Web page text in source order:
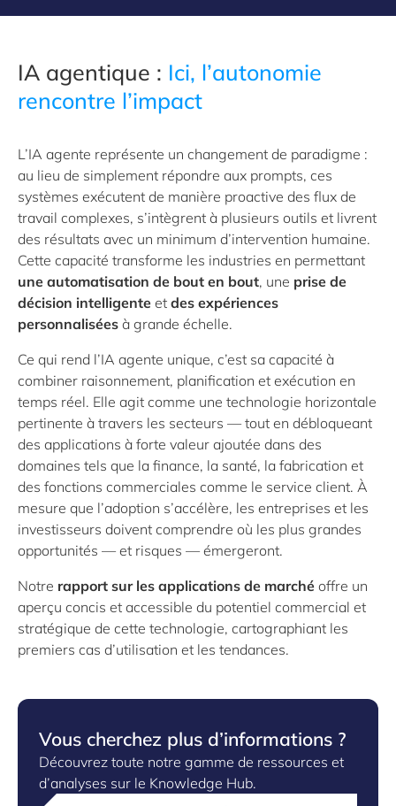
IA agentique : Ici, l’autonomie
rencontre l’impact
L’IA agente représente un changement de paradigme :
au lieu de simplement répondre aux prompts, ces
systèmes exécutent de manière proactive des flux de
travail complexes, s’intègrent à plusieurs outils et livrent
des résultats avec un minimum d’intervention humaine.
Cette capacité transforme les industries en permettant
une automatisation de bout en bout, une prise de
décision intelligente et des expériences
personnalisées à grande échelle.
Ce qui rend l’IA agente unique, c’est sa capacité à
combiner raisonnement, planification et exécution en
temps réel. Elle agit comme une technologie horizontale
pertinente à travers les secteurs — tout en débloqueant
des applications à forte valeur ajoutée dans des
domaines tels que la finance, la santé, la fabrication et
des fonctions commerciales comme le service client. À
mesure que l’adoption s’accélère, les entreprises et les
investisseurs doivent comprendre où les plus grandes
opportunités — et risques — émergeront.
Notre rapport sur les applications de marché offre un
aperçu concis et accessible du potentiel commercial et
stratégique de cette technologie, cartographiant les
premiers cas d’utilisation et les tendances.
Vous cherchez plus d’informations ?
Découvrez toute notre gamme de ressources et
d’analyses sur le Knowledge Hub.